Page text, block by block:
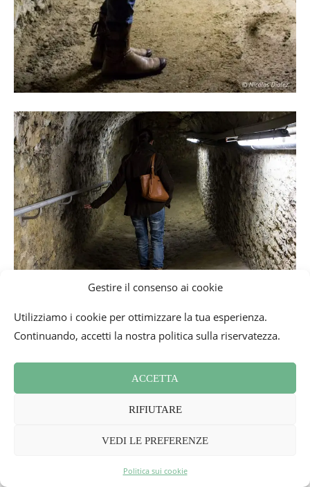
Gestire il consenso ai cookie
Utilizziamo i cookie per ottimizzare la tua esperienza.
Continuando, accetti la nostra politica sulla riservatezza.
ACCETTA
RIFIUTARE
VEDI LE PREFERENZE
Politica sui cookie